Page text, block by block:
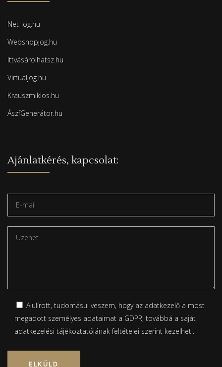
Net-jog.hu
Webshopjog.hu
Ittvásárolhatsz.hu
Virtualjog.hu
Krauszmiklos.hu
ÁszfGenerátor.hu
Ajánlatkérés, kapcsolat:
Alulírott, tudomásul veszem, hogy az adatkezelő a most
megadott személyes adataimat a GDPR, továbbá a saját
adatkezelési tájékoztatójánakfeltételei szerint kezelheti.
Please leave this field empty.